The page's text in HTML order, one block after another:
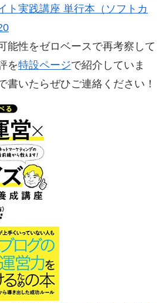
ト実践講座 単行本（ソフトカ
能性をゼロベースで再考察して
を特設ページで紹介していま
書いたらぜひご連絡ください！